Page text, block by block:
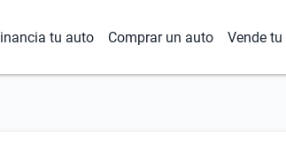
tu auto Comprar un auto Vende